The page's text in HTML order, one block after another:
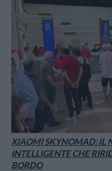
XIAOMI SKYNOMAD: IL
INTELLIGENTE CHE
BORDO